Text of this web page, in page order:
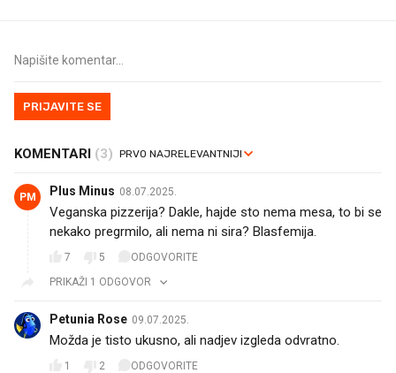
PRIJAVITE SE
KOMENTARI (3)
PM Plus Minus 08.07.2025.
Veganska pizzerija? Dakle, hajde sto nema mesa, to bi se
nekako pregrmilo, ali nema ni sira? Blasfemija.
7 5
ODGOVORITE
PRIKAŽI 1 ODGOVOR
Petunia Rose 09.07.2025.
Možda je tisto ukusno, ali nadjev izgleda odvratno.
1 2 ODGOVORITE